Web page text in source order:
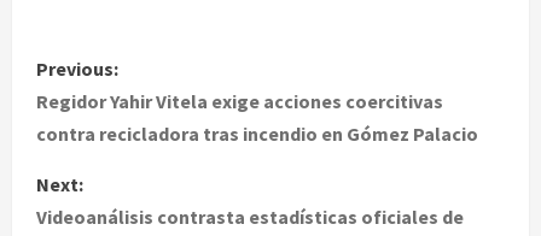
P
o
t
Previous:
Regidor Yahir Vitela exige acciones coercitivas
contra recicladora tras incendio en Gómez Palacio
Next:
Videoanálisis contrasta estadísticas oficiales de